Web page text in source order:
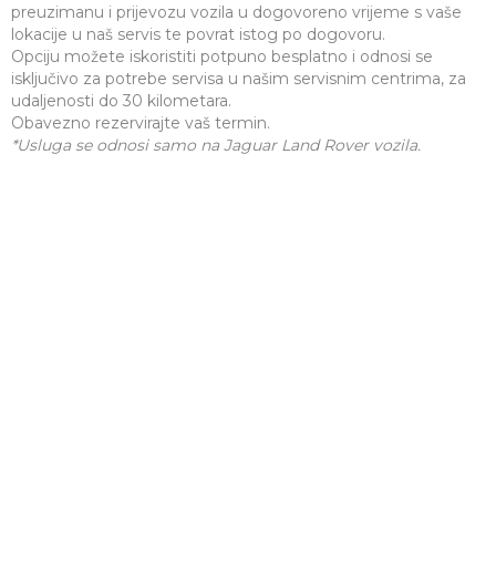
preuzimanu i prijevozu vozila u dogovoreno vrijeme s vaše
lokacije u naš servis te povrat istog po dogovoru.
Opciju možete iskoristiti potpuno besplatno i odnosi se
isključivo za potrebe servisa u našim servisnim centrima, za
udaljenosti do 30 kilometara.
Obavezno rezervirajte vaš termin.
*Usluga se odnosi samo na Jaguar Land Rover vozila.